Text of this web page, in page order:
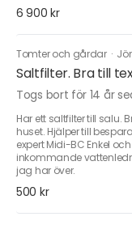
6 900 kr
Tomter och gårdar ·
Saltfilter. Bra till
Togs bort för 14 år
Har ett saltfilter till salu.
huset. Hjälper till
expert Midi-BC Enkel
inkommande
jag har över.
500 kr